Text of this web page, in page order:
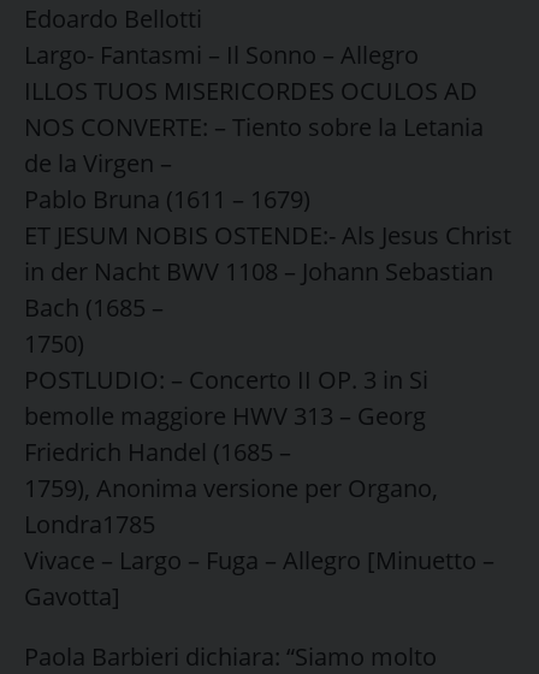
Edoardo Bellotti
Largo- Fantasmi – Il Sonno – Allegro
ILLOS TUOS MISERICORDES OCULOS AD
NOS CONVERTE: – Tiento sobre la Letania
de la Virgen –
Pablo Bruna (1611 – 1679)
ET JESUM NOBIS OSTENDE:- Als Jesus Christ
in der Nacht BWV 1108 – Johann Sebastian
Bach (1685 –
1750)
POSTLUDIO: – Concerto II OP. 3 in Si
bemolle maggiore HWV 313 – Georg
Friedrich Handel (1685 –
1759), Anonima versione per Organo,
Londra1785
Vivace – Largo – Fuga – Allegro [Minuetto –
Gavotta]
Paola Barbieri dichiara: “Siamo molto